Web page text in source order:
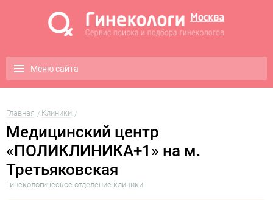
Меню сайта
Главная Клиники
Медицинский центр
«ПОЛИКЛИНИКА+1» на м.
Третьяковская
Гинекологическое отделение клиники